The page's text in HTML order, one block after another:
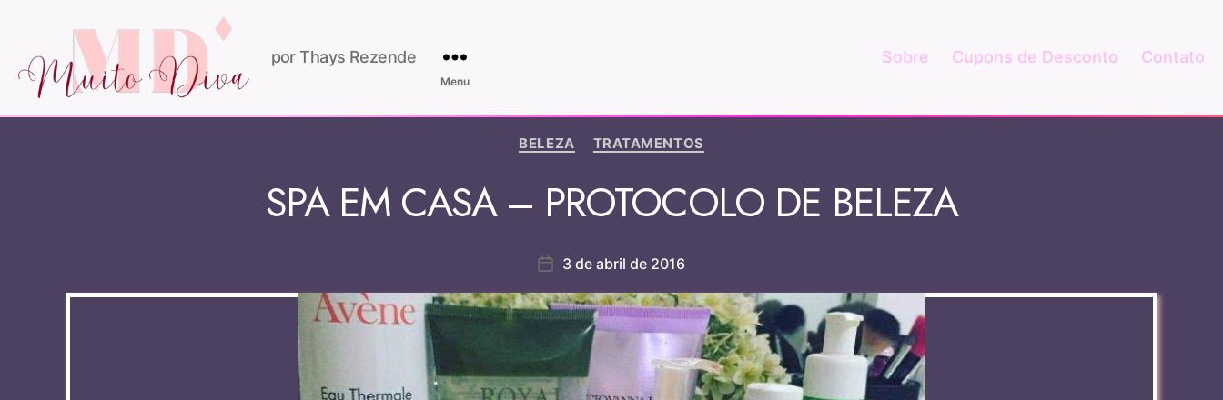
por Thays Rezende
Menu
Sobre Cupons de Desconto Contato
BELEZA TRATAMENTOS
SPA EM CASA – PROTOCOLO DE BELEZA
3 de abril de 2016